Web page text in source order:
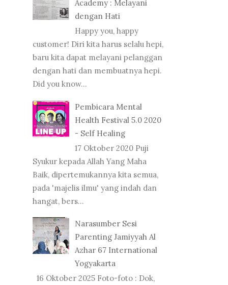
Academy : Melayani
dengan Hati
Happy you, happy
customer! Diri kita harus selalu hepi,
baru kita dapat melayani pelanggan
dengan hati dan membuatnya hepi.
Did you know...
Pembicara Mental
Health Festival 5.0 2020
- Self Healing
17 Oktober 2020 Puji
Syukur kepada Allah Yang Maha
Baik, dipertemukannya kita semua,
pada 'majelis ilmu' yang indah dan
hangat, bers...
Narasumber Sesi
Parenting Jamiyyah Al
Azhar 67 International
Yogyakarta
16 Oktober 2025 Foto-foto : Dok,